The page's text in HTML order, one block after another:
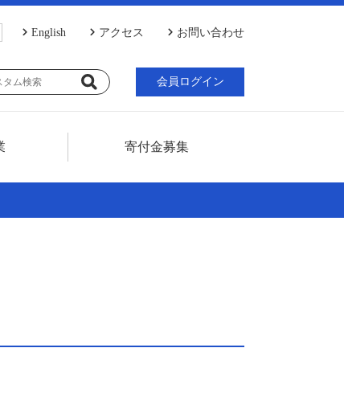
寄付金募集
English アクセス お問い合わせ
会員ログイン